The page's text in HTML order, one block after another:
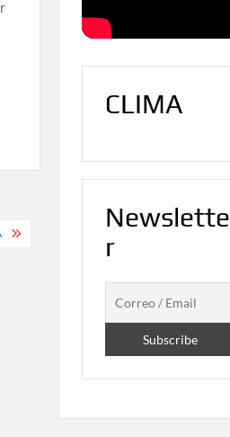
CLIMA
Newslette
r